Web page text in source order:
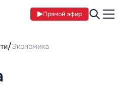
Прямой эфир
Экономика